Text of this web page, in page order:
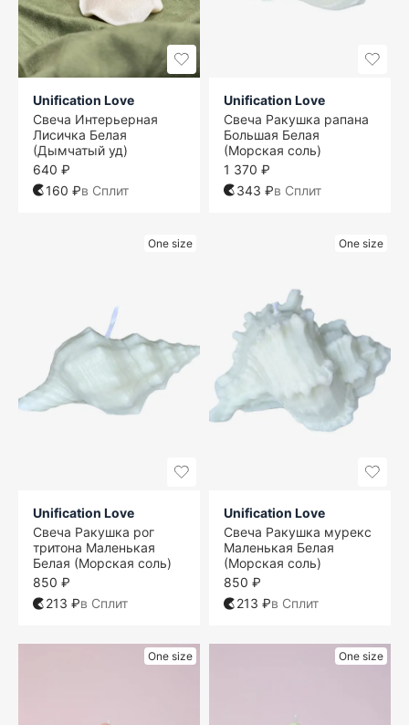
Unification Love
Свеча Интерьерная
Лисичка Белая
(Дымчатый уд)
640 ₽
160 ₽в Сплит
Unification Love
Свеча Ракушка рапана
Большая Белая
(Морская соль)
1 370 ₽
343 ₽в Сплит
One size
Unification Love
Свеча Ракушка рог
тритона Маленькая
Белая (Морская соль)
850 ₽
213 ₽в Сплит
One size
Unification Love
Свеча Ракушка мурекс
Маленькая Белая
(Морская соль)
850 ₽
213 ₽в Сплит
One size One size